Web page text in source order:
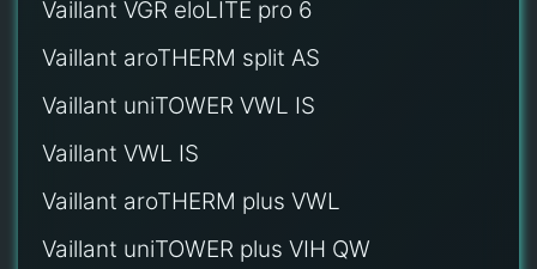
Vaillant VGR eloLITE pro 6
Vaillant aroTHERM split AS
Vaillant uniTOWER VWL IS
Vaillant VWL IS
Vaillant aroTHERM plus VWL
Vaillant uniTOWER plus VIH QW